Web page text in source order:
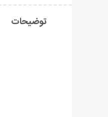
توضیحات